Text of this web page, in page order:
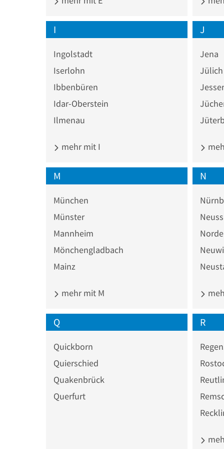
I
Ingolstadt
Iserlohn
Ibbenbüren
Idar-Oberstein
Ilmenau
mehr mit I
J
Jena
Jülich
M
München
Münster
Mannheim
Mönchengladbach
Mainz
mehr mit M
N
Neuss
Q
Quickborn
Quierschied
Quakenbrück
Querfurt
R